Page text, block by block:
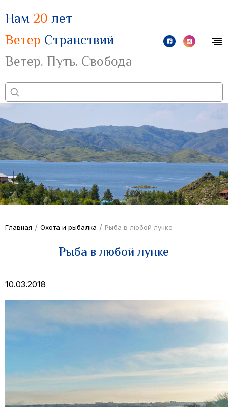
Нам 20 лет
Ветер Странствий
Ветер. Путь. Свобода
Главная / Охота и рыбалка / Рыба в любой лунке
Рыба в любой лунке
10.03.2018